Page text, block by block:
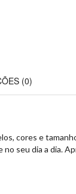
(0)
cores e
seu dia a dia.